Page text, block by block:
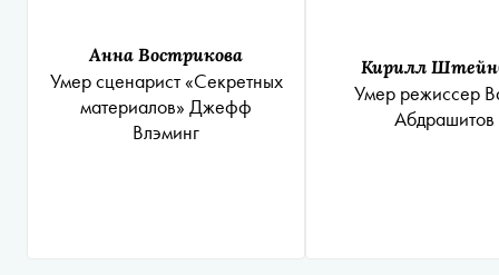
Анна Вострикова
Умер сценарист «Секретных
материалов» Джефф
Влэминг
Кирилл
Умер режиссер
Абдрашитов